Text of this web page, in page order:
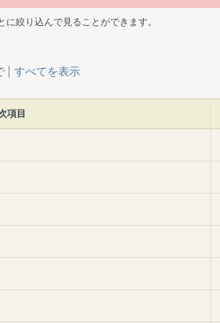
絞り込んで見ることができます。
すべてを表示
項目